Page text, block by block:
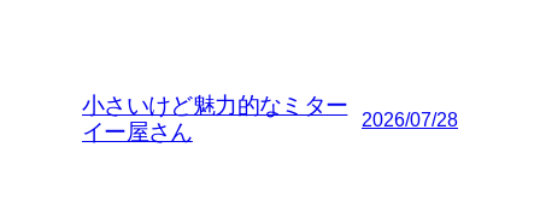
小さいけど魅力的なミター
イー屋さん
2026/07/28